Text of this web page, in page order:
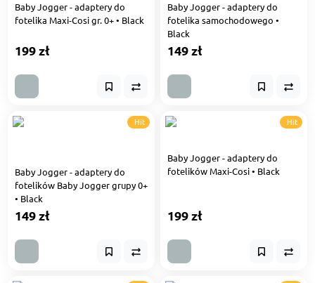
Baby Jogger - adaptery do
fotelika Maxi-Cosi gr. 0+ • Black
199 zł
Baby Jogger - adaptery do
fotelika samochodowego •
Black
149 zł
Hit
Baby Jogger - adaptery do
fotelików Baby Jogger grupy 0+
• Black
149 zł
Hit
Baby Jogger - adaptery do
fotelików Maxi-Cosi • Black
199 zł